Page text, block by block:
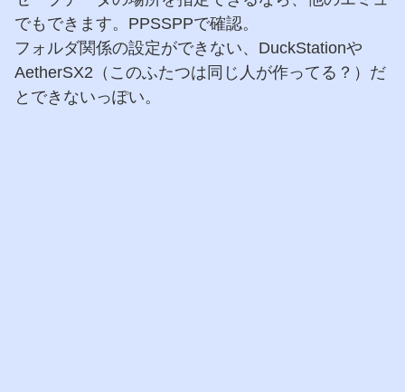
でもできます。PPSSPPで確認。
フォルダ関係の設定ができない、DuckStationや
AetherSX2（このふたつは同じ人が作ってる？）だ
とできないっぽい。